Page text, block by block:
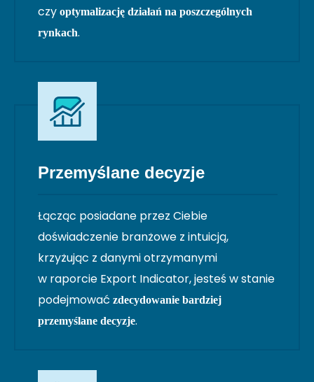
czy optymalizację działań na poszczególnych
rynkach.
Przemyślane decyzje
Łącząc posiadane przez Ciebie
doświadczenie branżowe z intuicją,
krzyżując z danymi otrzymanymi
w raporcie Export Indicator, jesteś w stanie
podejmować zdecydowanie bardziej
przemyślane decyzje.